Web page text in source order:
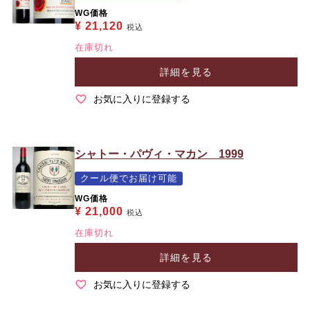
WG価格
¥ 21,120 税込
在庫切れ
詳細を見る
お気に入りに登録する
シャトー・パヴィ・マカン 1999
クール便でお届け可能
WG価格
¥ 21,000 税込
在庫切れ
詳細を見る
お気に入りに登録する